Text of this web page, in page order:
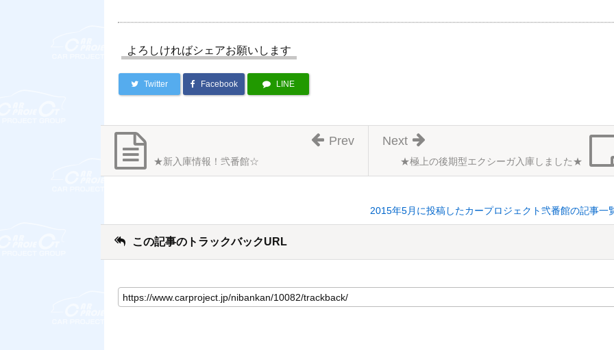
よろしければシェアお願いします
Twitter Facebook LINE
★極上の後期型エクシーガ入庫しました★
Next
★新入庫情報！弐番館☆
Prev
2015年5月に投稿したカープロジェクト弐番館の記事一
この記事のトラックバックURL